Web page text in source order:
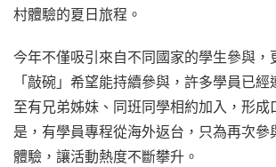
村體驗的夏日旅程。
今年不僅吸引來自不同國家的學生參與，
「敲碗」希望能持續參與，許多學員已
至有兄弟姊妹、同班同學相約加入，形成
是，有學員專程從海外返台，只為再次參
體驗，讓活動熱度不斷攀升。